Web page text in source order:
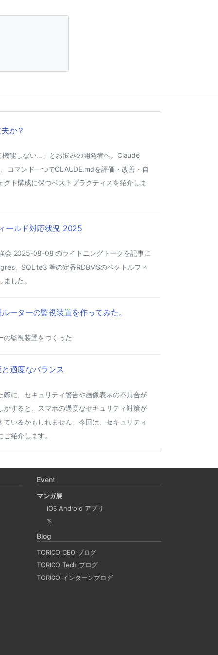
か？
機能しない…」とお悩みの開発者へ。Claude
コマンド一つでCLAUDE.mdを評価・改善・自
ト構成に保つベストプラクティスを紹介しま
ールド対応状況 2025
会 2025-08-08 のライトニングトークを記事に
、SQLite3 等の定番RDBMSのベクトルフィ
した。
ーターの監視装置を作ってみた。
の監視装置をつくった
適度なバランス
際に、セキュリティ警告や画像表示の不具合が
かすると、スマホの過度なセキュリティ対策が
いるかもしれません。今回は、セキュリティ
紹介します。
Silicon 上で x86_64 の Docker イメ
desktop やめる)
のリマインド設定
Event
マンガ展
iOS Android アプリ
𝕏
Blog
TORICO CEO ブログ
TORICO Tech ブログ
TORICO インターンブログ